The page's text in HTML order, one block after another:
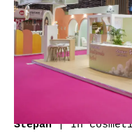
Stepan | In